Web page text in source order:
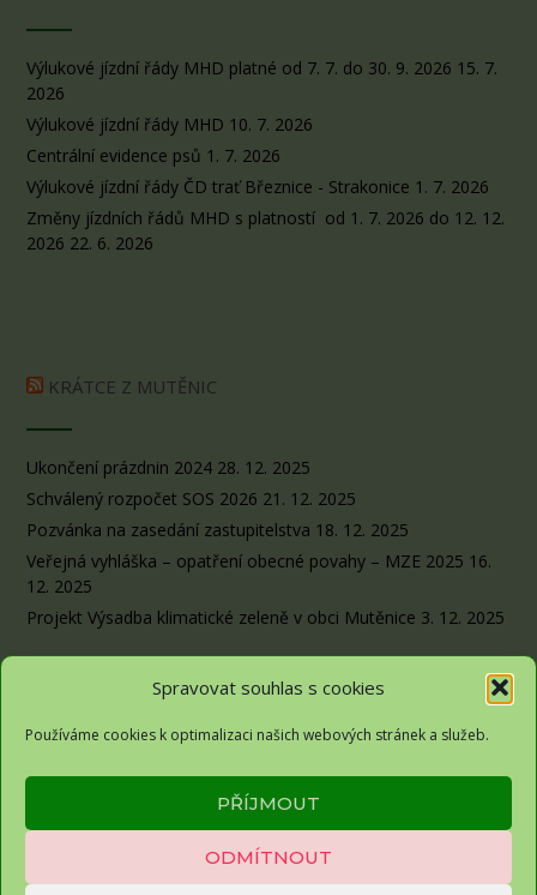
Spravovat souhlas s cookies
Používáme cookies k optimalizaci našich webových stránek a služeb.
PŘÍJMOUT
ODMÍTNOUT
Výlukové jízdní řády MHD platné od 7. 7. do 30. 9. 2026 15. 7.
2026
Výlukové jízdní řády MHD 10. 7. 2026
Centrální evidence psů 1. 7. 2026
Výlukové jízdní řády ČD trať Březnice - Strakonice 1. 7. 2026
Změny jízdních řádů MHD s platností od 1. 7. 2026 do 12. 12.
2026 22. 6. 2026
KRÁTCE Z MUTĚNIC
Ukončení prázdnin 2024 28. 12. 2025
Schválený rozpočet SOS 2026 21. 12. 2025
Pozvánka na zasedání zastupitelstva 18. 12. 2025
Veřejná vyhláška – opatření obecné povahy – MZE 2025 16.
12. 2025
Projekt Výsadba klimatické zeleně v obci Mutěnice 3. 12. 2025
Obec Sousedovice© 2026